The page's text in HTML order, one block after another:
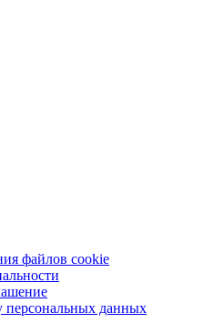
файлов cookie
персональных данных